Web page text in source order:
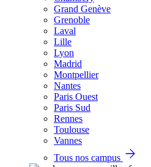
Grand Genève
Grenoble
Laval
Lille
Lyon
Madrid
Montpellier
Nantes
Paris Ouest
Paris Sud
Rennes
Toulouse
Vannes
Tous nos campus